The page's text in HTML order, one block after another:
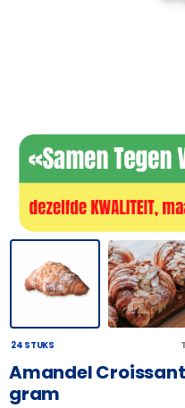
24 STUKS
Amandel
gram